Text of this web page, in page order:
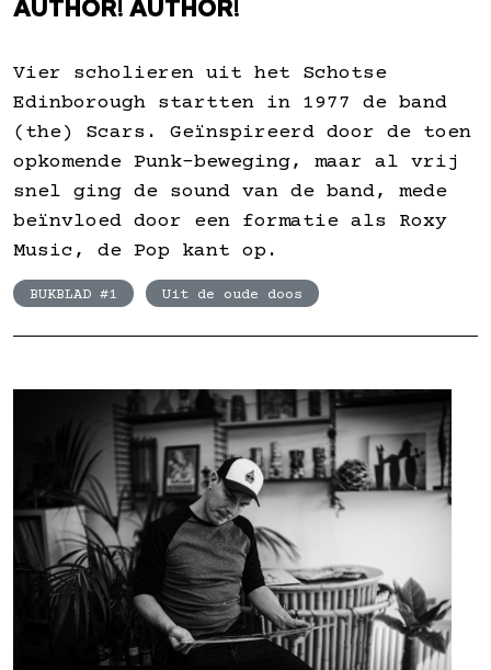
AUTHOR! AUTHOR!
Vier scholieren uit het Schotse
Edinborough startten in 1977 de band
(the) Scars. Geïnspireerd door de toen
opkomende Punk-beweging, maar al vrij
snel ging de sound van de band, mede
beïnvloed door een formatie als Roxy
Music, de Pop kant op.
BUKBLAD #1 Uit de oude doos